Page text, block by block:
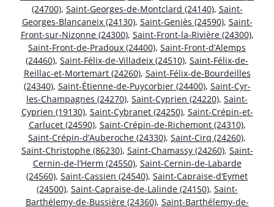
(24700), Saint-Georges-de-Montclard (24140), Saint-
Georges-Blancaneix (24130), Saint-Geniès (24590), Saint-
Front-sur-Nizonne (24300), Saint-Front-la-Rivière (24300),
Saint-Front-de-Pradoux (24400), Saint-Front-d’Alemps
(24460), Saint-Félix-de-Villadeix (24510), Saint-Félix-de-
Reillac-et-Mortemart (24260), Saint-Félix-de-Bourdeilles
(24340), Saint-Étienne-de-Puycorbier (24400), Saint-Cyr-
les-Champagnes (24270), Saint-Cyprien (24220), Saint-
Cyprien (19130), Saint-Cybranet (24250), Saint-Crépin-et-
Carlucet (24590), Saint-Crépin-de-Richemont (24310),
Saint-Crépin-d’Auberoche (24330), Saint-Cirq (24260),
Saint-Christophe (86230), Saint-Chamassy (24260), Saint-
Cernin-de-l’Herm (24550), Saint-Cernin-de-Labarde
(24560), Saint-Cassien (24540), Saint-Capraise-d’Eymet
(24500), Saint-Capraise-de-Lalinde (24150), Saint-
Barthélemy-de-Bussière (24360), Saint-Barthélemy-de-